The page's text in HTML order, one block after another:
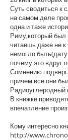
Суть сводиться к
на самом деле
одна и таже
Риму,который был
читаешь даже не
немогло
почему это вдруг
Сомнению
причем все они
Радиоуглеродный
В книжке
впечатление
Кому интересно
http://